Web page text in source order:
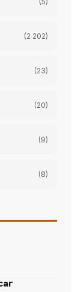
(2 202)
(23)
(20)
(9)
(8)